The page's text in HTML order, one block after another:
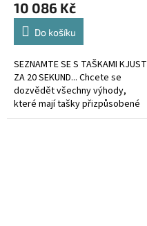
10 086 Kč
Do košíku
SEZNAMTE SE S TAŠKAMI KJUST
ZA 20 SEKUND... Chcete se
dozvědět všechny výhody,
které mají tašky přizpůsobené
kufru?